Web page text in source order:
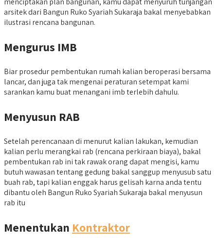
arsitek dari Bangun Ruko Syariah Sukaraja bakal menyebabkan
ilustrasi rencana bangunan.
Mengurus IMB
Biar prosedur pembentukan rumah kalian beroperasi bersama
lancar, dan juga tak mengenai peraturan setempat kami
sarankan kamu buat menangani imb terlebih dahulu.
Menyusun RAB
Setelah perencanaan di menurut kalian lakukan, kemudian
kalian perlu merangkai rab (rencana perkiraan biaya), bakal
pembentukan rab ini tak rawak orang dapat mengisi, kamu
butuh wawasan tentang gedung bakal sanggup menyusub satu
buah rab, tapi kalian enggak harus gelisah karna anda tentu
dibantu oleh Bangun Ruko Syariah Sukaraja bakal menyusun
rab itu
Menentukan Kontraktor